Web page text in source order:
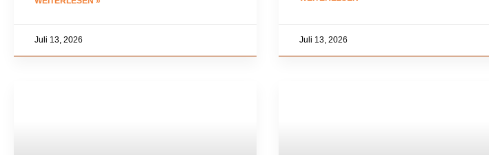
Juli 13, 2026 Juli 13, 2026